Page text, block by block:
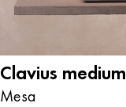
Clavius medium
Mesa